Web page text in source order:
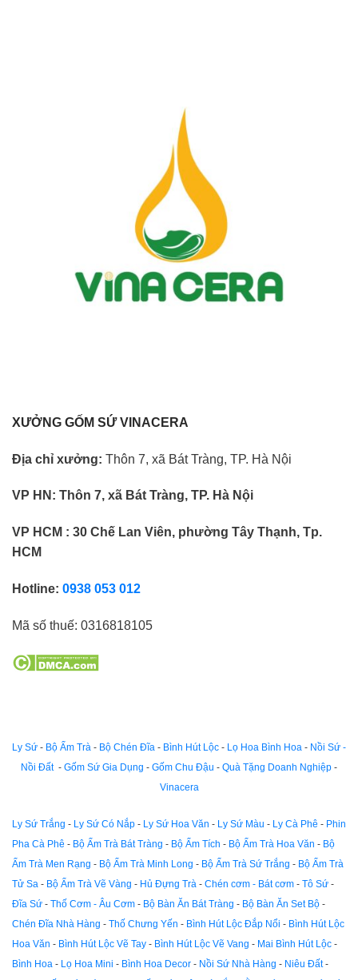
XƯỞNG GỐM SỨ VINACERA
Địa chỉ xưởng: Thôn 7, xã Bát Tràng, TP. Hà Nội
VP HN: Thôn 7, xã Bát Tràng, TP. Hà Nội
VP HCM : 30 Chế Lan Viên, phường Tây Thạnh, Tp.
HCM
Hotline: 0938 053 012
Mã số thuế: 0316818105
Ly Sứ - Bộ Ấm Trà - Bộ Chén Đĩa - Bình Hút Lộc - Lọ Hoa Bình Hoa - Nồi Sứ -
Nồi Đất - Gốm Sứ Gia Dụng - Gốm Chu Đậu - Quà Tặng Doanh Nghiệp -
Vinacera
Ly Sứ Trắng - Ly Sứ Có Nắp - Ly Sứ Hoa Văn - Ly Sứ Màu - Ly Cà Phê - Phin
Pha Cà Phê - Bộ Ấm Trà Bát Tràng - Bộ Ấm Tích - Bộ Ấm Trà Hoa Văn - Bộ
Ấm Trà Men Rạng - Bộ Ấm Trà Minh Long - Bộ Ấm Trà Sứ Trắng - Bộ Ấm Trà
Tử Sa - Bộ Ấm Trà Vẽ Vàng - Hủ Đựng Trà - Chén cơm - Bát cơm - Tô Sứ -
Đĩa Sứ - Thố Cơm - Âu Cơm - Bộ Bàn Ăn Bát Tràng - Bộ Bàn Ăn Set Bộ -
Chén Đĩa Nhà Hàng - Thố Chưng Yến - Bình Hút Lộc Đắp Nổi - Bình Hút Lộc
Hoa Văn - Bình Hút Lộc Vẽ Tay - Bình Hút Lộc Vẽ Vang - Mai Bình Hút Lộc -
Bình Hoa - Lọ Hoa Mini - Bình Hoa Decor - Nồi Sứ Nhà Hàng - Niêu Đất-